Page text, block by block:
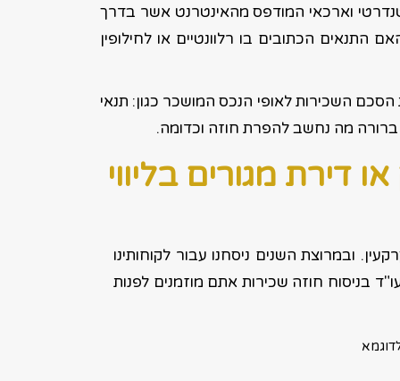
וארכאי המודפס מהאינטרנט אשר בדרך
התנאים הכתובים בו רלוונטיים או לחילופין
השכירות לאופי הנכס המושכר כגון: תנאי
מה נחשב להפרת חוזה וכדומה.
דירת מגורים בליווי
ובמרוצת השנים ניסחנו עבור לקוחותינו
בניסוח חוזה שכירות אתם מוזמנים לפנות